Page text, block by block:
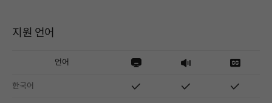
지원 언어
언어
한국어